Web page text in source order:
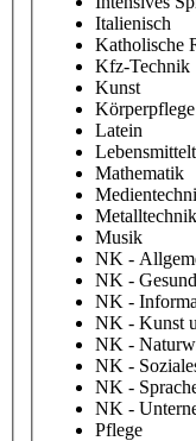
Italienisch
Katholische
Kfz-Technik
Kunst
Körperpflege
Latein
Mathematik
Metalltechnik
Musik
NK -
NK -
NK -
NK - Kunst
NK -
NK -
NK -
NK -
Pflege